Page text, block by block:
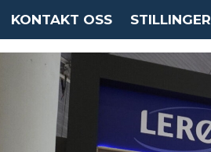
KONTAKT OSS STILLINGER